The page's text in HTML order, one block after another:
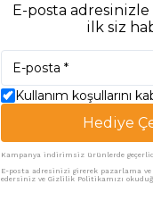
E-posta
ilk siz
Kullanım koşullarını
Hediye
Kampanya indirimsiz ürünlerde
E-posta adresinizi girerek pazarlama
edersiniz ve Gizlilik Politikamızı